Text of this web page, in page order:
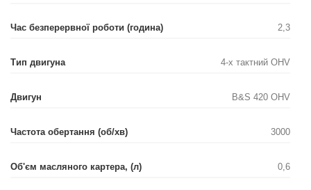
Час безперервної роботи (година) 2,3
Тип двигуна 4-х тактний OHV
Двигун B&S 420 OHV
Частота обертання (об/хв) 3000
Об'єм масляного картера, (л) 0,6